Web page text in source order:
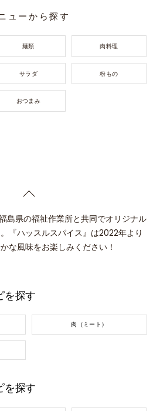
ューから探す
麺類 肉料理
サラダ 粉もの
おつまみ
Back
Top
島県の福祉作業所と共同でオリジナル
『ハッスルスパイス』は2022年より
な風味をお楽しみください！
を探す
肉（ミート）
を探す